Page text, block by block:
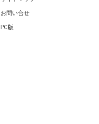
お問い合せ
PC版